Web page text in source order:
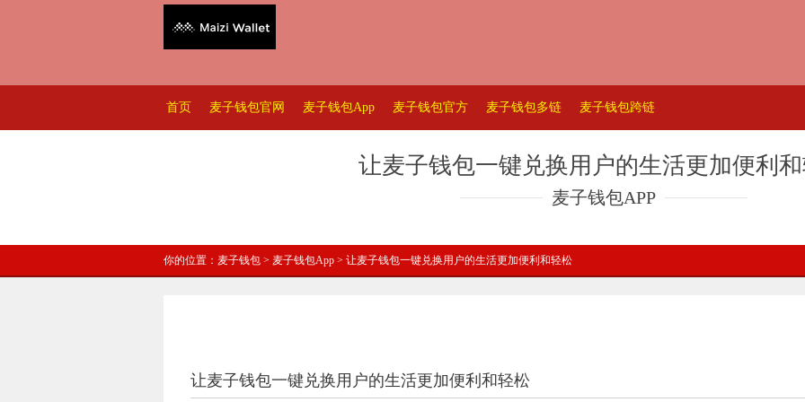
首页 麦子钱包官网 麦子钱包App 麦子钱包官方 麦子钱包多链 麦子钱包跨链
让麦子钱包一键兑换用户的生活更加便利
麦子钱包APP
你的位置： 麦子钱包 > 麦子钱包App > 让麦子钱包一键兑换用户的生活更加便利和轻松
让麦子钱包一键兑换用户的生活更加便利和轻松